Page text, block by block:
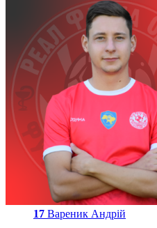
17 Вареник Андрій